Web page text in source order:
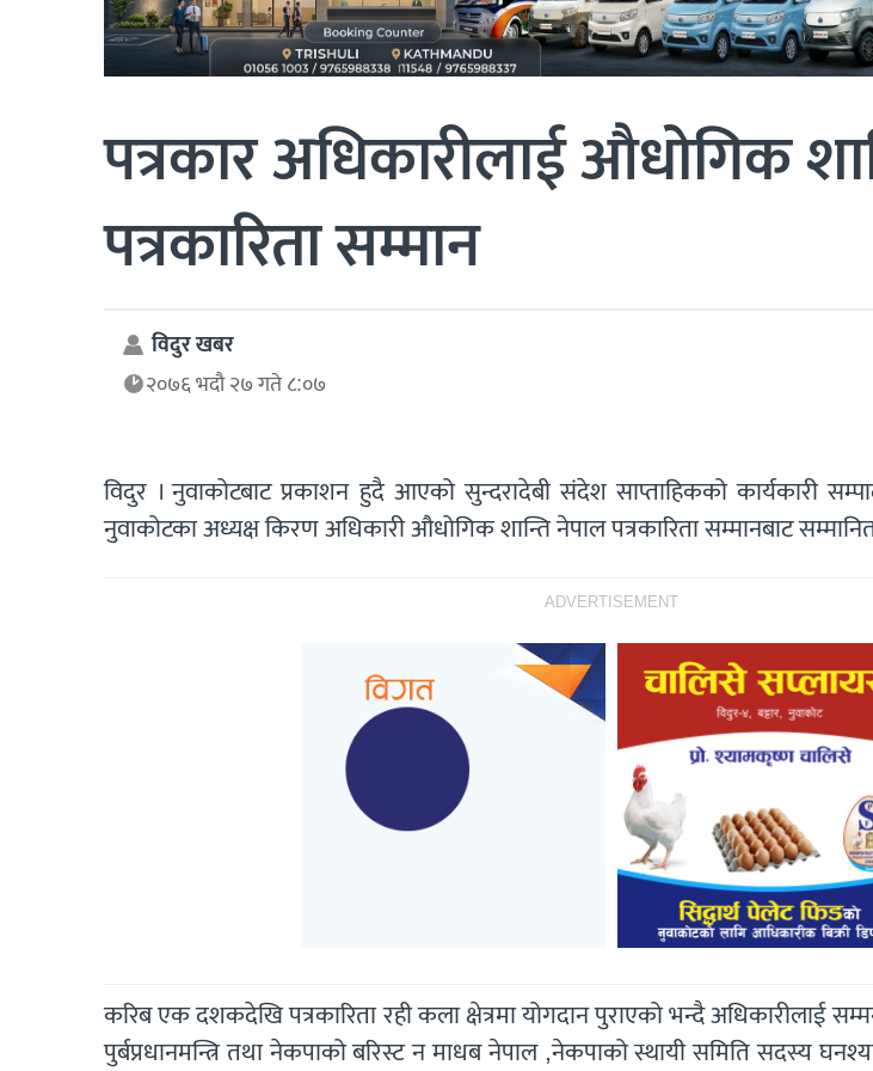
पत्रकार अधिकारीलाई औधोगिक
पत्रकारिता सम्मान
विदुर खबर
२०७६ भदौ २७ गते ८:०७
विदुर । नुवाकोटबाट प्रकाशन हुदै आएको सुन्दरादेबी संदेश साप्ताहिकको कार्यकारी
नुवाकोटका अध्यक्ष किरण अधिकारी औधोगिक शान्ति नेपाल पत्रकारिता सम्मानबाट
ADVERTISEMENT
करिब एक दशकदेखि पत्रकारिता रही कला क्षेत्रमा योगदान पुराएको भन्दै अधिकारीलाई
पुर्बप्रधानमन्त्रि तथा नेकपाको बरिस्ट न माधब नेपाल ,नेकपाको स्थायी समिति सदस्य